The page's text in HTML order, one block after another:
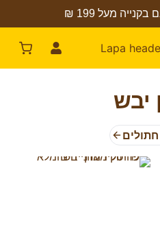
מעל 199 ₪
יבש